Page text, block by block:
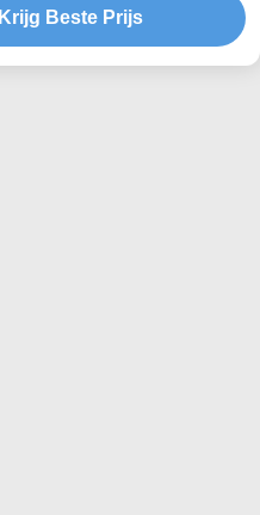
Krijg Beste Prijs